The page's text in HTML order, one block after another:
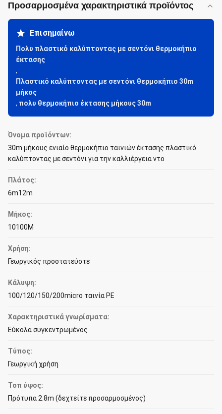
Προσαρμοσμένα χαρακτηριστικά προϊόντος
Επισημαίνω
Πολυ πλαστικό καλύπτοντας με σεντόνι θερμοκήπιο
έκτασης
,
Πλαστικό καλύπτοντας με σεντόνι θερμοκήπιο 30m
μήκος
, πολυ θερμοκήπιο έκτασης μήκους 30m
Όνομα προϊόντων:
30m μήκους ενιαίο θερμοκήπιο ταινιών έκτασης πλαστικό
καλύπτοντας με σεντόνι για την καλλιέργεια ντο
Πλάτος:
6m12m
Μήκος:
10100M
Χρήση:
Γεωργικός προστατεύστε
Κάλυψη:
100/120/150/200micro ταινία PE
Χαρακτηριστικά γνωρίσματα:
Εύκολα συγκεντρωμένος
Τύπος:
Γεωργική χρήση
Τοπ ύψος:
Πρότυπα 2.8m (δεχτείτε προσαρμοσμένος)